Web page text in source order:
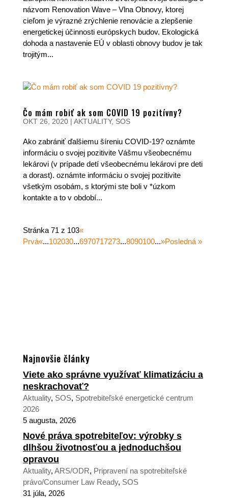
názvom Renovation Wave – Vlna Obnovy, ktorej
cieľom je výrazné zrýchlenie renovácie a zlepšenie
energetickej účinnosti európskych budov. Ekologická
dohoda a nastavenie EÚ v oblasti obnovy budov je tak
trojitým...
Čo mám robiť ak som COVID 19 pozitívny?
OKT 26, 2020| AKTUALITY, SOS
Ako zabrániť ďalšiemu šíreniu COVID-19? oznámte
informáciu o svojej pozitivite Vášmu všeobecnému
lekárovi (v prípade detí všeobecnému lekárovi pre deti
a dorast). oznámte informáciu o svojej pozitivite
všetkým osobám, s ktorými ste boli v *úzkom
kontakte a to v období...
Stránka 71 z 103«
Prvá«...102030...6970717273...8090100...»Posledná »
Najnovšie články
Viete ako správne využívať klimatizáciu a
neskrachovať?
Aktuality, SOS, Spotrebiteľské energetické centrum
2026
5 augusta, 2026
Nové práva spotrebiteľov: výrobky s
dlhšou životnosťou a jednoduchšou
opravou
Aktuality, ARS/ODR, Pripravení na spotrebiteľské
právo/Consumer Law Ready, SOS
31 júla, 2026